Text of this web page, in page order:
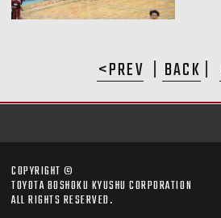
PREV BACK
COPYRIGHT ©
TOYOTA BOSHOKU KYUSHU CORPORATION
ALL RIGHTS RESERVED.